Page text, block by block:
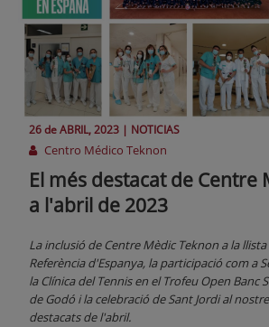
26 deABRIL, 2023 | NOTICIAS
Centro Médico Teknon
El més destacat de Centre
a l'abril de 2023
La inclusió de Centre Mèdic Teknon a la
Referència d'Espanya, la participació com a
la Clínica del Tennis en el Trofeu Open Banc
de Godó i la celebració de Sant Jordi al
destacats de l'abril.